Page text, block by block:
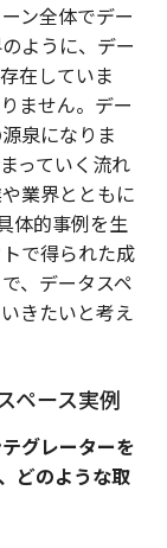
ン全体でデー
ように、デー
在していま
ません。デー
泉になりま
っていく流れ
業界とともに
体的事例を生
で得られた成
、データスペ
きたいと考え
ペース実例
グレーターを
どのような取